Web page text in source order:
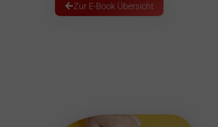
Zur E-Book Übersicht